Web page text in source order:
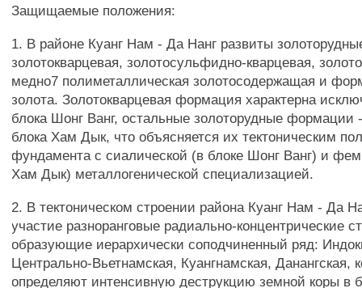
Защищаемые положения:
1. В районе Куанг Нам - Да Нанг развиты
золотокварцевая, золотосульфидно-кварцевая,
медно7 полиметаллическая золотосодержащая и
золота. Золотокварцевая формация характерна
блока Шонг Ванг, остальные золоторудные формации
блока Хам Дык, что объясняется их тектоническим
фундамента с сиалической (в блоке Шонг Ванг) и
Хам Дык) металлогенической специализацией.
2. В тектоническом строении района Куанг Нам - Да
участие разноранговые радиально-концентрические
образующие иерархически соподчиненный ряд:
Центрально-Вьетнамская, Куангнамская, Данангская,
определяют интенсивную деструкцию земной коры в